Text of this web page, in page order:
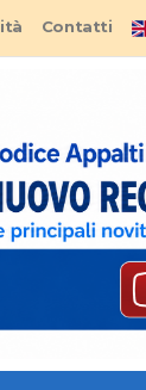
Contatti